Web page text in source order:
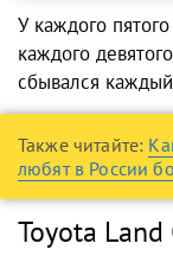
У каждого
каждого
сбывался
Также читайте:
любят в России
Toyota Land